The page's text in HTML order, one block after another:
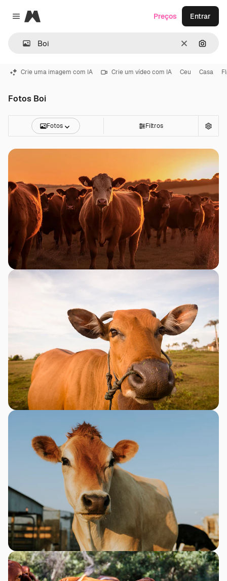
Close menu
Magnific
Limpar
Preços Entrar
Crie uma imagem com IA Crie um vídeo com IA Ceu Casa
Fotos Boi
Fotos Filtros